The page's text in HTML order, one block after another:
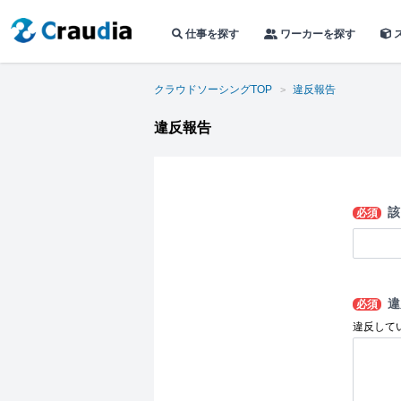
仕事を探す ワーカーを探す
クラウドソーシングTOP 違反報告
違反報告
必須
必須
違反して